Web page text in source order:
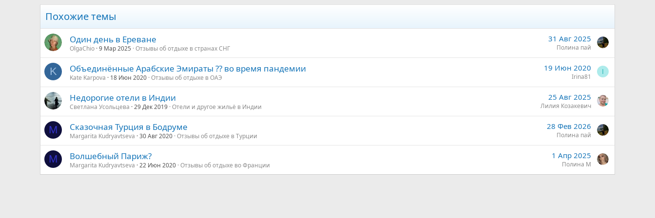
Похожие темы
Один день в Ереване
OlgaChio 9 Мар 2025 Отзывы об отдыхе в странах СНГ
31 Авг 2025
Полина пай
K Объединённые Арабские Эмираты ?? во время пандемии
Kate Karpova 18 Июн 2020 Отзывы об отдыхе в ОАЭ
19 Июн 2020
Irina81
I
Недорогие отели в Индии
Светлана Усольцева 29 Дек 2019 Отели и другое жильё в Индии
25 Авг 2025
Лилия Козакевич
M Сказочная Турция в Бодруме
Margarita Kudryavtseva 30 Авг 2020 Отзывы об отдыхе в Турции
28 Фев 2026
Полина пай
M Волшебный Париж?
Margarita Kudryavtseva 22 Июн 2020 Отзывы об отдыхе во Франции
1 Апр 2025
Полина М